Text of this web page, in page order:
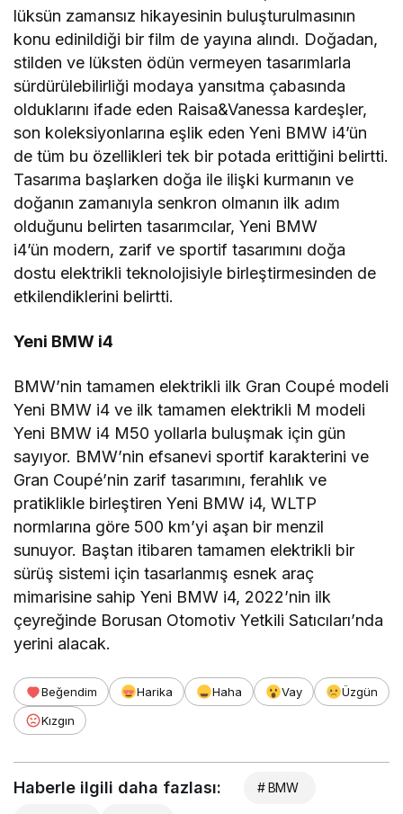
lüksün zamansız hikayesinin buluşturulmasının
konu edinildiği bir film de yayına alındı. Doğadan,
stilden ve lüksten ödün vermeyen tasarımlarla
sürdürülebilirliği modaya yansıtma çabasında
olduklarını ifade eden Raisa&Vanessa kardeşler,
son koleksiyonlarına eşlik eden Yeni BMW i4’ün
de tüm bu özellikleri tek bir potada erittiğini belirtti.
Tasarıma başlarken doğa ile ilişki kurmanın ve
doğanın zamanıyla senkron olmanın ilk adım
olduğunu belirten tasarımcılar, Yeni BMW
i4’ün modern, zarif ve sportif tasarımını doğa
dostu elektrikli teknolojisiyle birleştirmesinden de
etkilendiklerini belirtti.
Yeni BMW i4
BMW’nin tamamen elektrikli ilk Gran Coupé modeli
Yeni BMW i4 ve ilk tamamen elektrikli M modeli
Yeni BMW i4 M50 yollarla buluşmak için gün
sayıyor. BMW’nin efsanevi sportif karakterini ve
Gran Coupé’nin zarif tasarımını, ferahlık ve
pratiklikle birleştiren Yeni BMW i4, WLTP
normlarına göre 500 km’yi aşan bir menzil
sunuyor. Baştan itibaren tamamen elektrikli bir
sürüş sistemi için tasarlanmış esnek araç
mimarisine sahip Yeni BMW i4, 2022’nin ilk
çeyreğinde Borusan Otomotiv Yetkili Satıcıları’nda
yerini alacak.
Beğendim Harika Haha Vay
Üzgün
Kızgın
Haberle ilgili daha fazlası: # BMW